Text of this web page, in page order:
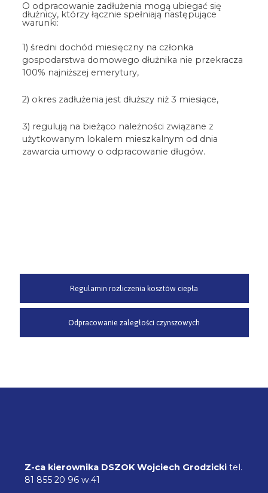
O odpracowanie zadłużenia mogą ubiegać się
dłużnicy, którzy łącznie spełniają następujące
warunki:
1) średni dochód miesięczny na członka
gospodarstwa domowego dłużnika nie przekracza
100% najniższej emerytury,
2) okres zadłużenia jest dłuższy niż 3 miesiące,
3) regulują na bieżąco należności związane z
użytkowanym lokalem mieszkalnym od dnia
zawarcia umowy o odpracowanie długów.
Regulamin rozliczenia kosztów ciepła
Odpracowanie zaległości czynszowych
Z-ca kierownika DSZOK Wojciech Grodzicki tel.
81 855 20 96 w.41